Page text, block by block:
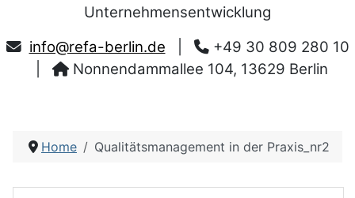
Unternehmensentwicklung
info@refa-berlin.de
+49 30 809 280 10
Nonnendammallee 104, 13629 Berlin
Home Qualitätsmanagement in der Praxis_nr2